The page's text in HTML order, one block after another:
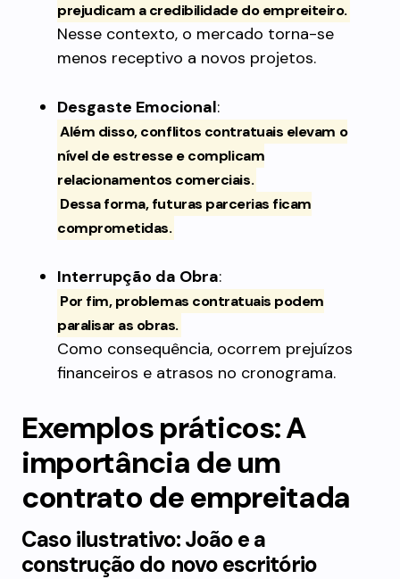
prejudicam a credibilidade do empreiteiro.
Nesse contexto, o mercado torna-se
menos receptivo a novos projetos.
Desgaste Emocional:
Além disso, conflitos contratuais elevam o
nível de estresse e complicam
relacionamentos comerciais.
Dessa forma, futuras parcerias ficam
comprometidas.
Interrupção da Obra:
Por fim, problemas contratuais podem
paralisar as obras.
Como consequência, ocorrem prejuízos
financeiros e atrasos no cronograma.
Exemplos práticos: A
importância de um
contrato de empreitada
Caso ilustrativo: João e a
construção do novo escritório